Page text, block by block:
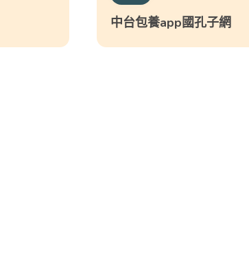
中台包養app國孔子網